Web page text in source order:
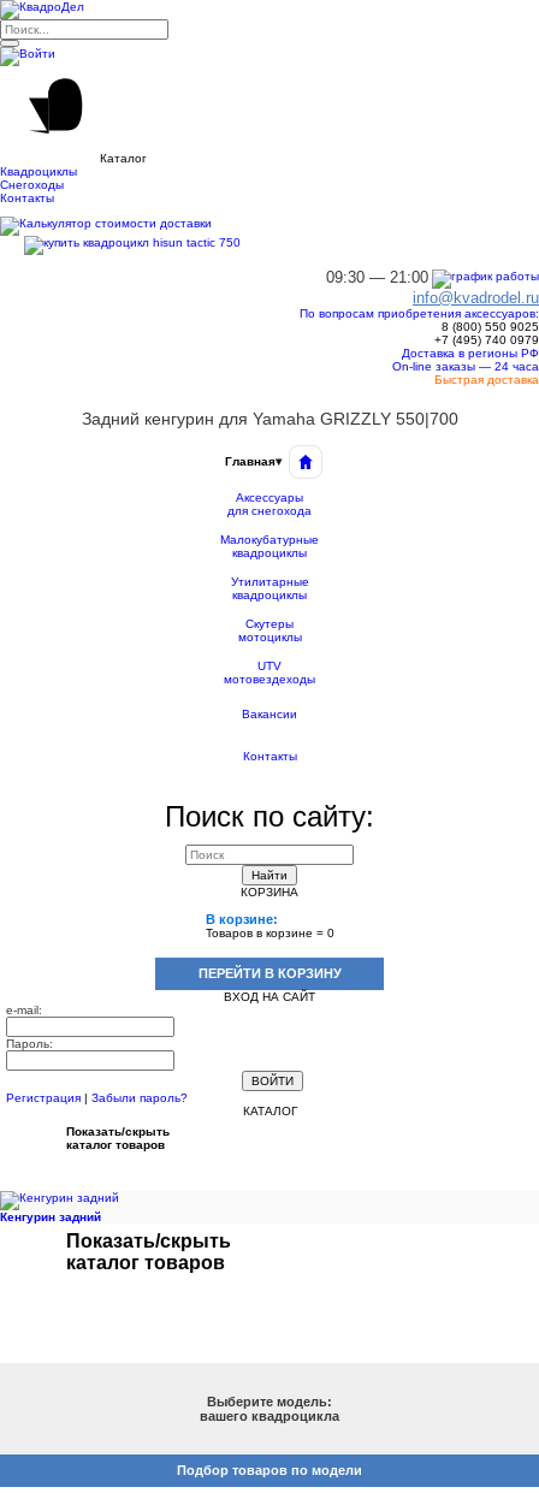
Каталог
Квадроциклы
Снегоходы
Контакты
09:30 — 21:00
info@kvadrodel.ru
По вопросам приобретения аксессуаров:
8 (800) 550 9025
+7 (495) 740 0979
Доставка в регионы РФ
On-line заказы — 24 часа
Быстрая доставка
Задний кенгурин для Yamaha GRIZZLY 550|700
Главная▾
Аксессуары
для снегохода
Малокубатурные
квадроциклы
Утилитарные
квадроциклы
Скутеры
мотоциклы
UTV
мотовездеходы
Вакансии
Контакты
Поиск по сайту:
Найти
КОРЗИНА
В корзине:
Товаров в корзине = 0
ПЕРЕЙТИ В КОРЗИНУ
ВХОД НА САЙТ
e-mail:
Пароль:
Регистрация
Забыли пароль?
КАТАЛОГ
Показать/скрыть
каталог товаров
Кенгурин задний
Показать/скрыть
каталог товаров
Выберите модель:
вашего квадроцикла
Подбор товаров по модели